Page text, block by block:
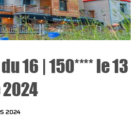
16 | 150**** le 13
2024